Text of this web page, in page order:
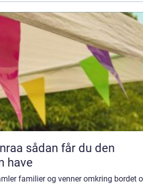
den
have
familier og venner omkring bordet